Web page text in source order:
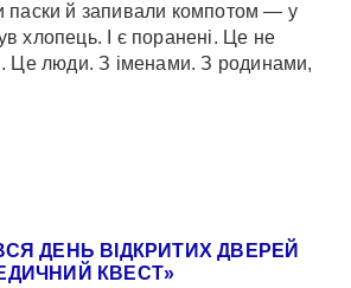
паски й запивали компотом — у
хлопець. І є поранені. Це не
Це люди. З іменами. З родинами,
ДЕНЬ ВІДКРИТИХ ДВЕРЕЙ
КВЕСТ»